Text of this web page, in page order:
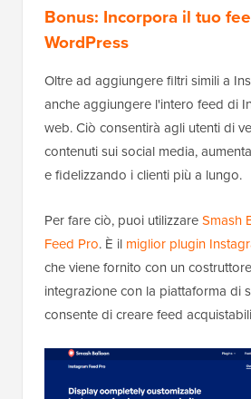
Bonus: Incorpora il tuo
WordPress
Oltre ad aggiungere filtri simili a
anche aggiungere l'intero feed di
web. Ciò consentirà agli utenti di
contenuti sui social media,
e fidelizzando i clienti più a lungo.
Per fare ciò, puoi utilizzareSmash
Feed Pro. È il miglior plugin
che viene fornito con un
integrazione con la piattaforma di
consente di creare feed